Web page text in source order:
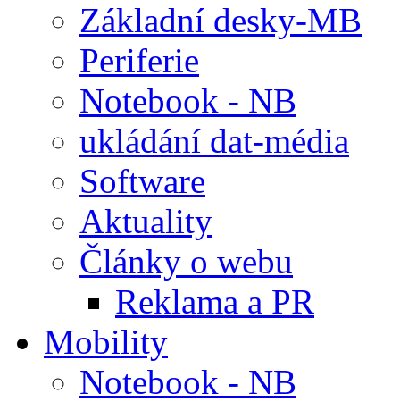
Základní desky-MB
Periferie
Notebook - NB
ukládání dat-média
Software
Aktuality
Články o webu
Reklama a PR
Mobility
Notebook - NB